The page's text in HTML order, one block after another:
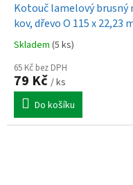
Kotouč lamelový brusný
kov, dřevo O 115 x 22,23
zrnitost 60
Skladem (5 ks)
65 Kč bez DPH
79 Kč / ks
Do košíku